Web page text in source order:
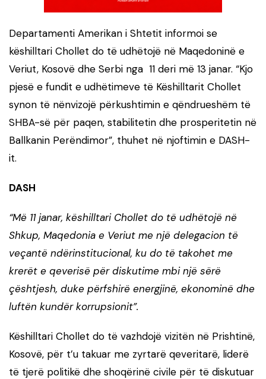
Departamenti Amerikan i Shtetit informoi se
këshilltari Chollet do të udhëtojë në Maqedoninë e
Veriut, Kosovë dhe Serbi nga 11 deri më 13 janar. “Kjo
pjesë e fundit e udhëtimeve të Këshilltarit Chollet
synon të nënvizojë përkushtimin e qëndrueshëm të
SHBA-së për paqen, stabilitetin dhe prosperitetin në
Ballkanin Perëndimor”, thuhet në njoftimin e DASH-
it.
DASH
“Më 11 janar, këshilltari Chollet do të udhëtojë në
Shkup, Maqedonia e Veriut me një delegacion të
veçantë ndërinstitucional, ku do të takohet me
krerët e qeverisë për diskutime mbi një sërë
çështjesh, duke përfshirë energjinë, ekonominë dhe
luftën kundër korrupsionit”.
Këshilltari Chollet do të vazhdojë vizitën në Prishtinë,
Kosovë, për t’u takuar me zyrtarë qeveritarë, liderë
të tjerë politikë dhe shoqërinë civile për të diskutuar